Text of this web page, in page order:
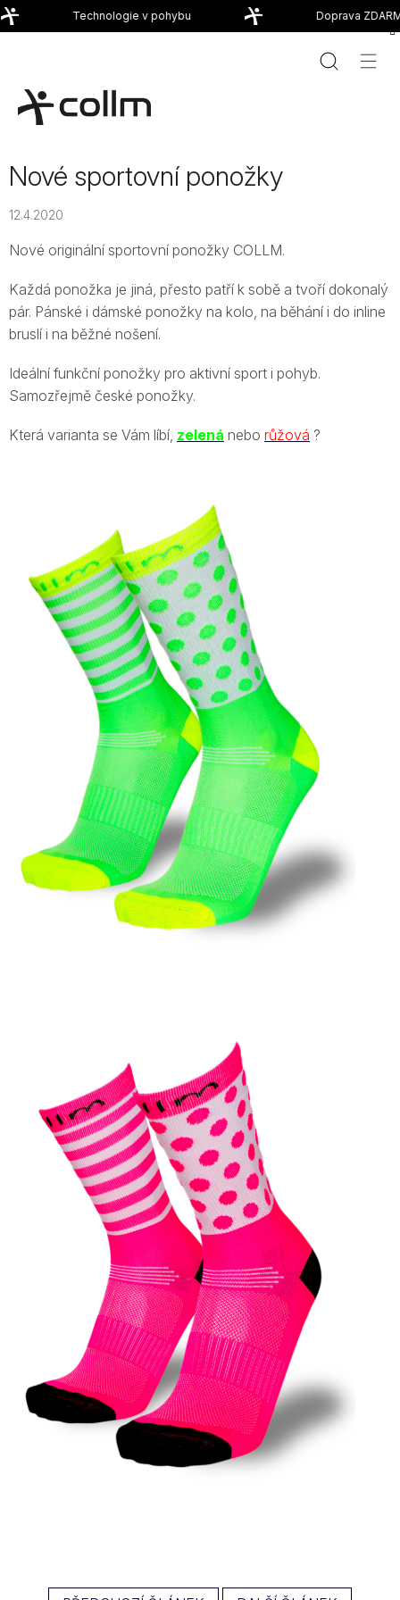
Přejít
na
Technologie v pohybu Doprava
Nové sportovní ponožky
12.4.2020
Nové originální sportovní ponožky COLLM.
Každá ponožka je jiná, přesto patří k sobě a tvoří dokonalý
pár. Pánské i dámské ponožky na kolo, na běhání i do inline
bruslí i na běžné nošení.
Ideální funkční ponožky pro aktivní sport i pohyb.
Samozřejmě české ponožky.
Která varianta se Vám líbí, zelená nebo růžová ?